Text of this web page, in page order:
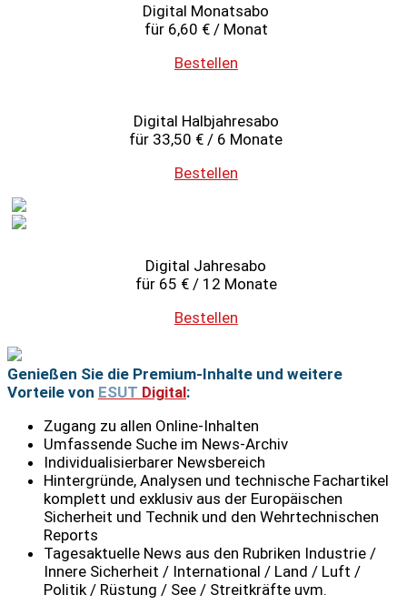
Digital Monatsabo
für 6,60 € / Monat
Bestellen
Digital Halbjahresabo
für 33,50 € / 6 Monate
Bestellen
Digital Jahresabo
für 65 € / 12 Monate
Bestellen
Genießen Sie die Premium-Inhalte und weitere
Vorteile von ESUT Digital:
Zugang zu allen Online-Inhalten
Umfassende Suche im News-Archiv
Individualisierbarer Newsbereich
Hintergründe, Analysen und technische Fachartikel
komplett und exklusiv aus der Europäischen
Sicherheit und Technik und den Wehrtechnischen
Reports
Tagesaktuelle News aus den Rubriken Industrie /
Innere Sicherheit / International / Land / Luft /
Politik / Rüstung / See / Streitkräfte uvm.